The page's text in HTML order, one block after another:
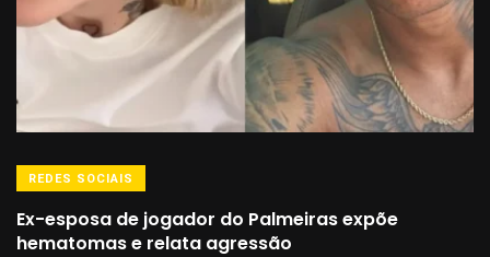
REDES SOCIAIS
Ex-esposa de jogador do Palmeiras expõe
hematomas e relata agressão